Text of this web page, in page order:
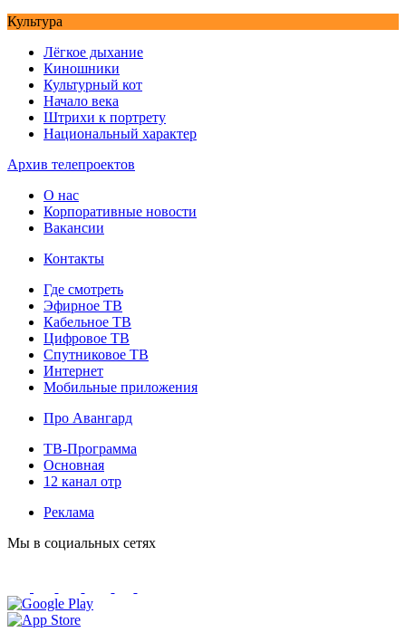
Культура
Лёгкое дыхание
Киношники
Культурный кот
Начало века
Штрихи к портрету
Национальный характер
Архив телепроектов
О нас
Корпоративные новости
Вакансии
Контакты
Где смотреть
Эфирное ТВ
Кабельное ТВ
Цифровое ТВ
Спутниковое ТВ
Интернет
Мобильные приложения
Про Авангард
ТВ-Программа
Основная
12 канал отр
Реклама
Мы в социальных сетях